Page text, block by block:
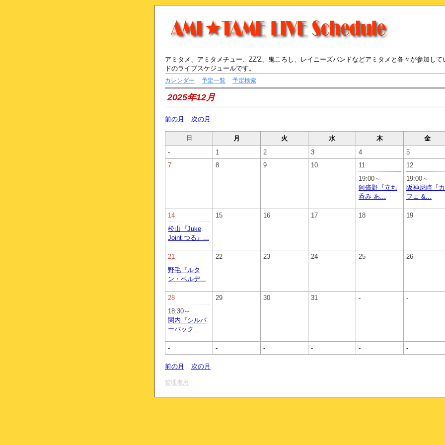
アミタメ、アミタメチュー、ZZ'Z、鬼ころし、レイニーズバンドなどアミタメと各々が参加して
ドのライブスケジュールです。
カレンダー 予定一覧 予定検索
2025年12月
前の月 次の月
日 月 火 水 木 金
-
1 2 3 4 5
7
8 9 10
11
19:00～
阿倍野『立ち
呑み あ...
12
19:00～
阪神尼崎『カ
フェ &...
14
松山『Juke
Joint つる』...
15 16 17 18 19
21
野毛『ルタ
ン・ペルデ...
22 23 24 25 26
28
18:30～
関内『シルバ
ーバック...
29 30 31 - -
- - - - - -
前の月 次の月
管理者用